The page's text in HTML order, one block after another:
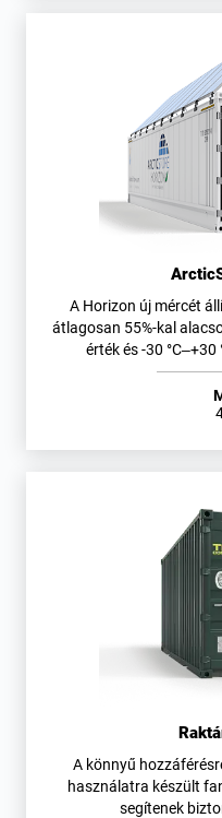
A Horizon új mércét
átlagosan 55%-kal
érték és -30
A könnyű
használatra készült
segítenek